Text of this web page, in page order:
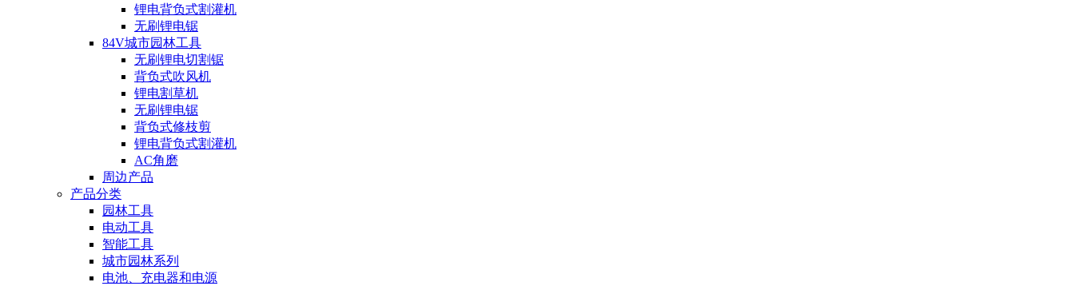
锂电背负式割灌机
无刷锂电锯
84V城市园林工具
无刷锂电切割锯
背负式吹风机
锂电割草机
无刷锂电锯
背负式修枝剪
锂电背负式割灌机
AC角磨
周边产品
产品分类
园林工具
电动工具
智能工具
城市园林系列
电池、充电器和电源